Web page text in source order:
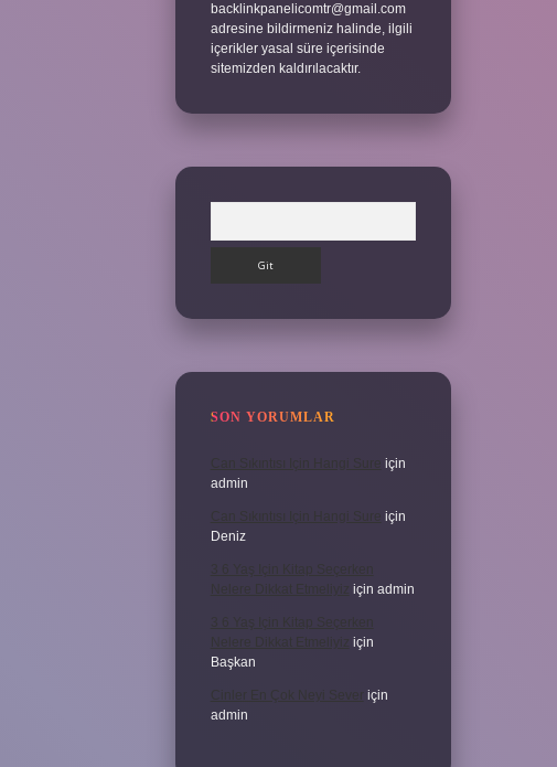
backlinkpanelicomtr@gmail.com
adresine bildirmeniz halinde, ilgili
içerikler yasal süre içerisinde
sitemizden kaldırılacaktır.
SON YORUMLAR
Can Sıkıntısı Için Hangi Sure için
admin
Can Sıkıntısı Için Hangi Sure için
Deniz
3 6 Yaş Için Kitap Seçerken
Nelere Dikkat Etmeliyiz için admin
3 6 Yaş Için Kitap Seçerken
Nelere Dikkat Etmeliyiz için
Başkan
Cinler En Çok Neyi Sever için
admin